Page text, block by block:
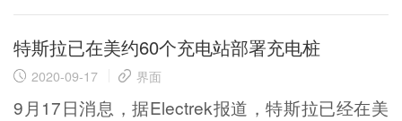
特斯拉已在美约60个充电站部署充电桩
2020-09-17 界面
9月17日消息，据Electrek报道，特斯拉已经在美